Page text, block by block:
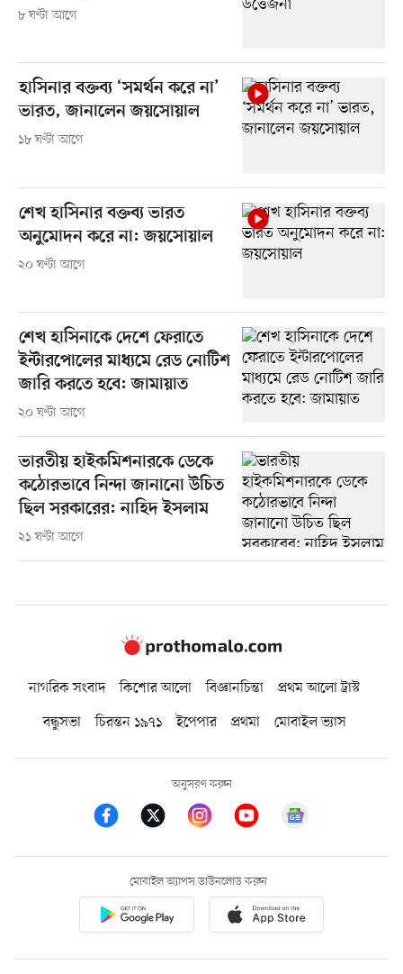
৮ ঘণ্টা আগে
হাসিনার বক্তব্য ‘সমর্থন করে না’
ভারত, জানালেন জয়সোয়াল
১৮ ঘণ্টা আগে
শেখ হাসিনার বক্তব্য ভারত
অনুমোদন করে না: জয়সোয়াল
২০ ঘণ্টা আগে
শেখ হাসিনাকে দেশে ফেরাতে
ইন্টারপোলের মাধ্যমে রেড নোটিশ
জারি করতে হবে: জামায়াত
২০ ঘণ্টা আগে
ভারতীয় হাইকমিশনারকে ডেকে
কঠোরভাবে নিন্দা জানানো উচিত
ছিল সরকারের: নাহিদ ইসলাম
২১ ঘণ্টা আগে
নাগরিক সংবাদ কিশোর আলো বিজ্ঞানচিন্তা
প্রথম আলো ট্রাস্ট
বন্ধুসভা
চিরন্তন ১৯৭১ ইপেপার প্রথমা মোবাইল ভ্যাস
অনুসরণ করুন
মোবাইল অ্যাপস ডাউনলোড করুন